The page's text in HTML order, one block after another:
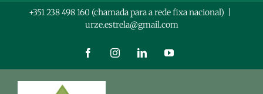
+351 238 498 160 (chamada para a rede fixa nacional)
urze.estrela@gmail.com
FacebookInstagramLinkedInYouTube